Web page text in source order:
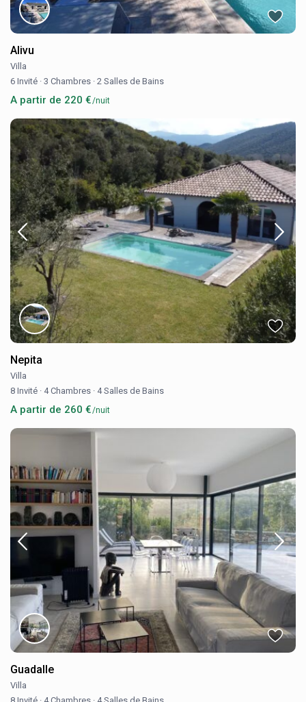
Alivu
Villa
6 Invité · 3 Chambres · 2 Salles de Bains
A partir de 220 €/nuit
Nepita
Villa
8 Invité · 4 Chambres · 4 Salles de Bains
A partir de 260 €/nuit
Guadalle
Villa